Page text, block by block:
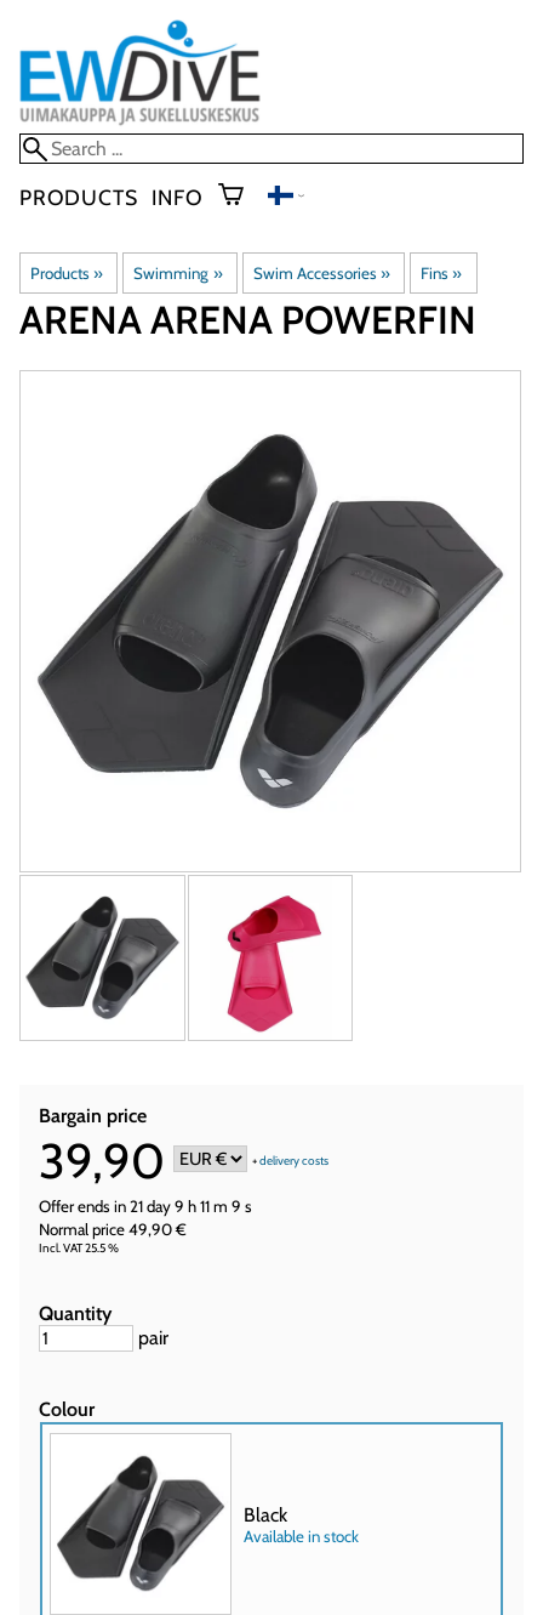
PRODUCTS INFO
Products ‪» Swimming ‪» Swim Accessories ‪» Fins ‪»
ARENAARENA POWERFIN
Bargain price
39,90 +delivery costs
Offer ends in21 day 9 h 11 m 8 s
Normal price 49,90 €
Incl. VAT 25.5 %
Quantity
pair
Colour
Black
Available in stock